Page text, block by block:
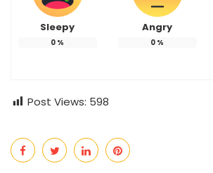
Sleepy
0 %
Angry
0 %
Post Views: 598